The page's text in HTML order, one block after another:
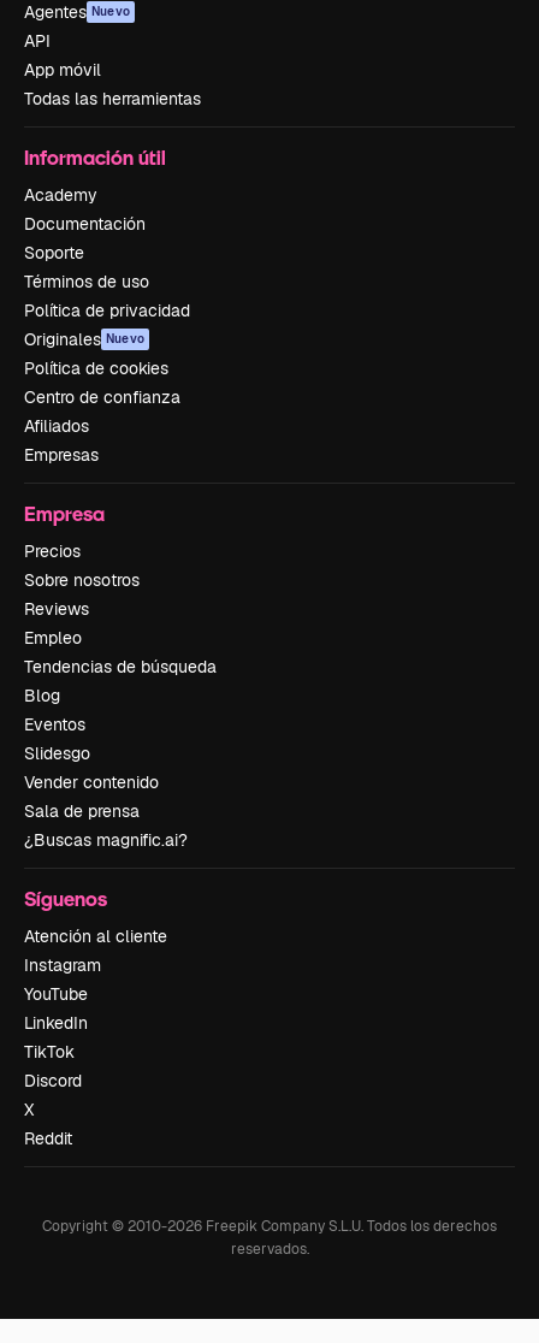
Agentes Nuevo
API
App móvil
Todas las herramientas
Información útil
Academy
Documentación
Soporte
Términos de uso
Política de privacidad
Originales Nuevo
Política de cookies
Centro de confianza
Afiliados
Empresas
Empresa
Precios
Sobre nosotros
Reviews
Empleo
Tendencias de búsqueda
Blog
Eventos
Slidesgo
Vender contenido
Sala de prensa
¿Buscas magnific.ai?
Síguenos
Atención al cliente
Instagram
YouTube
LinkedIn
TikTok
Discord
X
Reddit
Copyright © 2010-2026 Freepik Company S.L.U.Todos los derechos
reservados.